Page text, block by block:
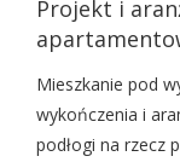
Projekt i
Mieszkanie pod
wykończenia i
podłogi na rzecz